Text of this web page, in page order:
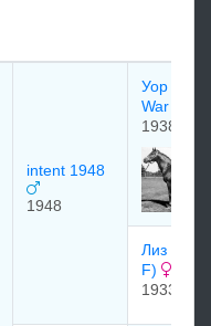
intent 1948
1948
Уор
War relic
1938
Лиз Эф
F)
1933